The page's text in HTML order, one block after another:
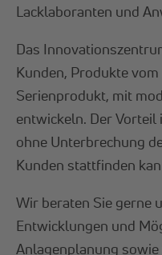
Lacklaboranten und
Das
Kunden, Produkte
Serienprodukt, mit
entwickeln. Der Vorteil
ohne Unterbrechung
Kunden stattfinden
Wir beraten Sie gerne
Entwicklungen und
Anlagenplanung sowie